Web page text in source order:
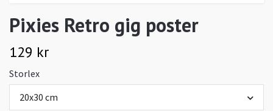
Pixies Retro gig poster
129 kr
Storlex
20x30 cm